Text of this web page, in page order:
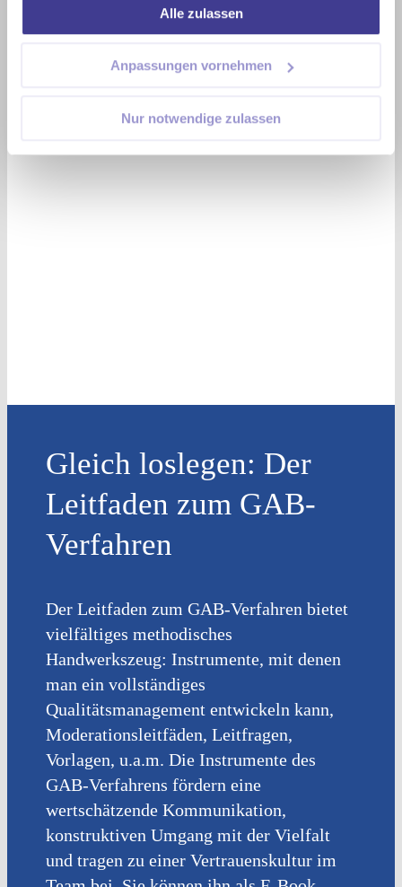
können wir damit unsere Inhalte und Online-Anzeigen
personalisieren und weitere soziale, digitale Interaktionen
anstoßen. Mehr dazu erfahren Sie in unserer
Alle zulassen
Anpassungen vornehmen
Nur notwendige zulassen
Gleich loslegen: Der
Leitfaden zum GAB-
Verfahren
Der Leitfaden zum GAB-Verfahren bietet
vielfältiges methodisches
Handwerkszeug: Instrumente, mit denen
man ein vollständiges
Qualitätsmanagement entwickeln kann,
Moderationsleitfäden, Leitfragen,
Vorlagen, u.a.m. Die Instrumente des
GAB-Verfahrens fördern eine
wertschätzende Kommunikation,
konstruktiven Umgang mit der Vielfalt
und tragen zu einer Vertrauenskultur im